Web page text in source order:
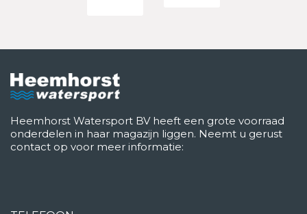
Heemhorst Watersport BV heeft een grote voorraad
onderdelen in haar magazijn liggen. Neemt u gerust
contact op voor meer informatie: